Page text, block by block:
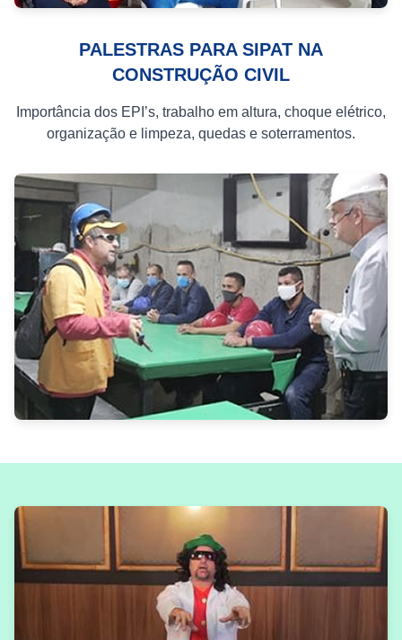
PALESTRAS PARA SIPAT NA
CONSTRUÇÃO CIVIL
Importância dos EPI’s, trabalho em altura, choque elétrico,
organização e limpeza, quedas e soterramentos.